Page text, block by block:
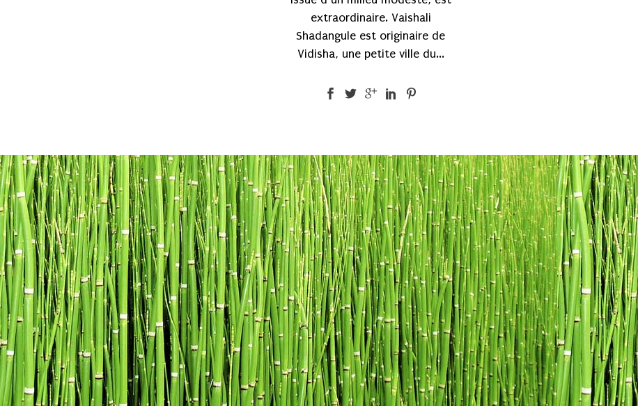
extraordinaire. Vaishali
Shadangule est originaire de
Vidisha, une petite ville du...